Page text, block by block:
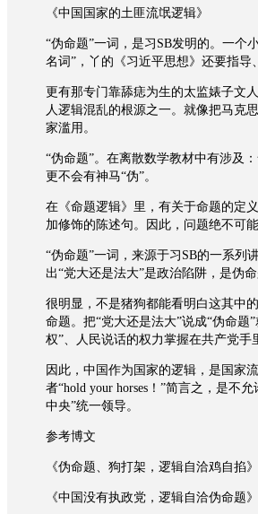
《中国国家的土匪流氓逻辑》
“伪命题”一词，是习SB发明的。一个
名词”，丫的《习近平思想》还要指导
更有那专门靠舔痣为生的太监婊子
人逻辑混乱的根源之一。就像把马克
家滥用。
“伪命题”。在离散数学教材中有涉及
更不会有神马“伪”。
在《命题逻辑》里，有关于命题的定
加修饰的陈述句。因此，问题绝不可
“伪命题”一词，来源于习SB的一系列
出“党大还是法大”是政治陷阱，是伪
很明显，不是猪狗都能看明白这其中
命题。把“党大还是法大”说成“伪命
权”、人民说话的权力掌握在共产党手
因此，中国作为国家的逻辑，是国家
者“hold your horses！”简言之，是不
中央”统一领导。
参考博文
《伪命题、狗打架，逻辑自洽鸡自掐》
《中国没有执政党，逻辑自洽伪命题》